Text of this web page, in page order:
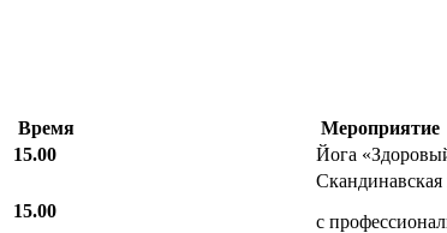
Время Мероприятие
15.00
Йога
15.00
с